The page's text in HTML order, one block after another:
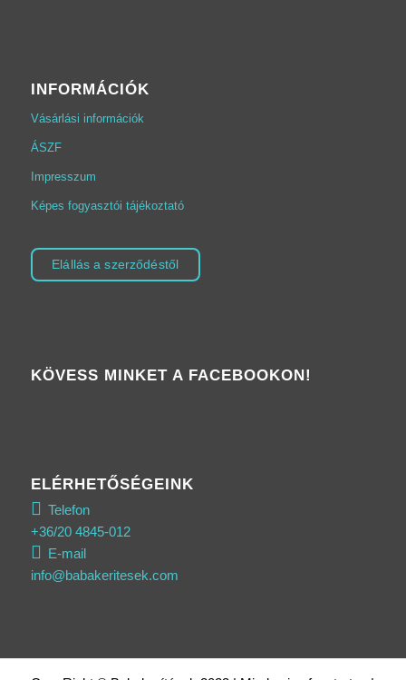
INFORMÁCIÓK
Vásárlási információk
ÁSZF
Impresszum
Képes fogyasztói tájékoztató
Elállás a szerződéstől
KÖVESS MINKET A FACEBOOKON!
ELÉRHETŐSÉGEINK
Telefon
+36/20 4845-012
E-mail
info@babakeritesek.com